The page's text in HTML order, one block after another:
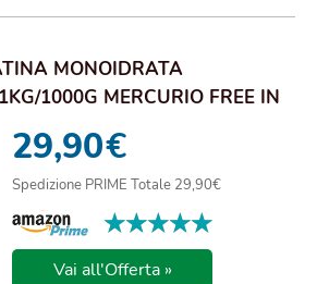
MONOIDRATA
1000G MERCURIO FREE IN
VEG...
29,90€
Spedizione PRIME Totale 29,90€
★★★★★
★★★★★
Vai all'Offerta »